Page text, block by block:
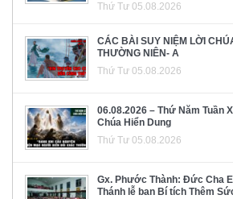
Thứ Tư 05.08.2026
CÁC BÀI SUY NIỆM LỜI
THƯỜNG NIÊN- A
Thứ Tư 05.08.2026
06.08.2026 – Thứ Năm Tuần
Chúa Hiển Dung
Thứ Tư 05.08.2026
Gx. Phước Thành: Đức Cha
Thánh lễ ban Bí tích Thêm